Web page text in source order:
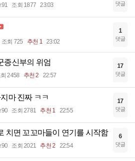
조회 1877 23:03 댓글
조회 725 추천 1 23:02
1
댓글
종신부의 위엄
2458 추천 2 22:57
17
댓글
마 진짜 ㅋㅋ
조회 2781 추천 1 22:55
17
댓글
치면 꼬꼬마들이 연기를 시작함
조회 2021 추천 2 22:54
6
댓글